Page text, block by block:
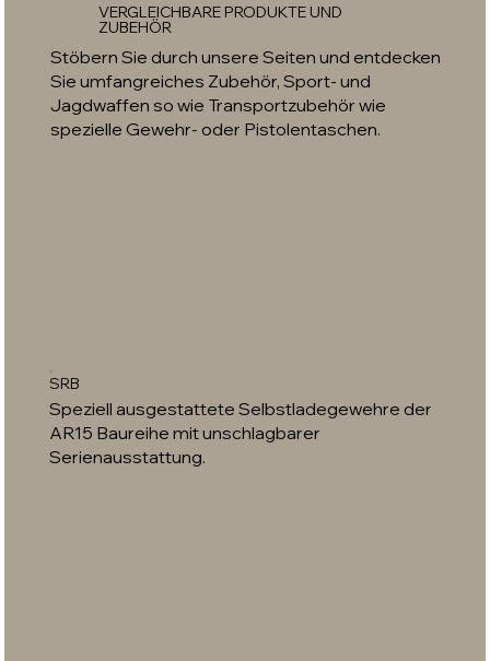
VERGLEICHBARE PRODUKTE UND
ZUBEHÖR
Stöbern Sie durch unsere Seiten und entdecken
Sie umfangreiches Zubehör, Sport- und
Jagdwaffen so wie Transportzubehör wie
spezielle Gewehr- oder Pistolentaschen.
SRB
Speziell ausgestattete Selbstladegewehre der
AR15 Baureihe mit unschlagbarer
Serienausstattung.